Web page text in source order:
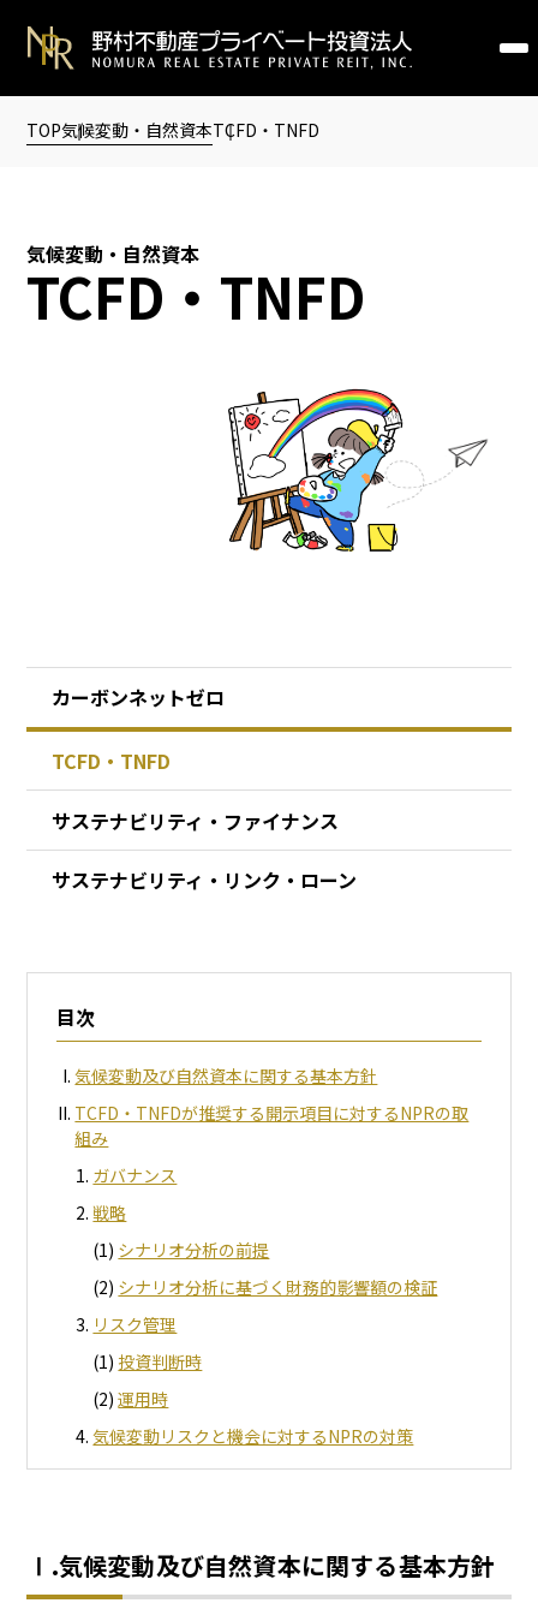
TOP気候変動・自然資本TCFD・TNFD
気候変動・自然資本
TCFD・TNFD
カーボンネットゼロ
TCFD・TNFD
サステナビリティ・ ファイナンス
サステナビリティ・ リンク・ローン
目次
気候変動及び自然資本に関する基本方針
TCFD・TNFDが推奨する開示項目に対するNPRの取
組み
ガバナンス
戦略
シナリオ分析の前提
シナリオ分析に基づく財務的影響額の検証
リスク管理
投資判断時
運用時
気候変動リスクと機会に対するNPRの対策
Ⅰ.気候変動及び自然資本に関する基本方針